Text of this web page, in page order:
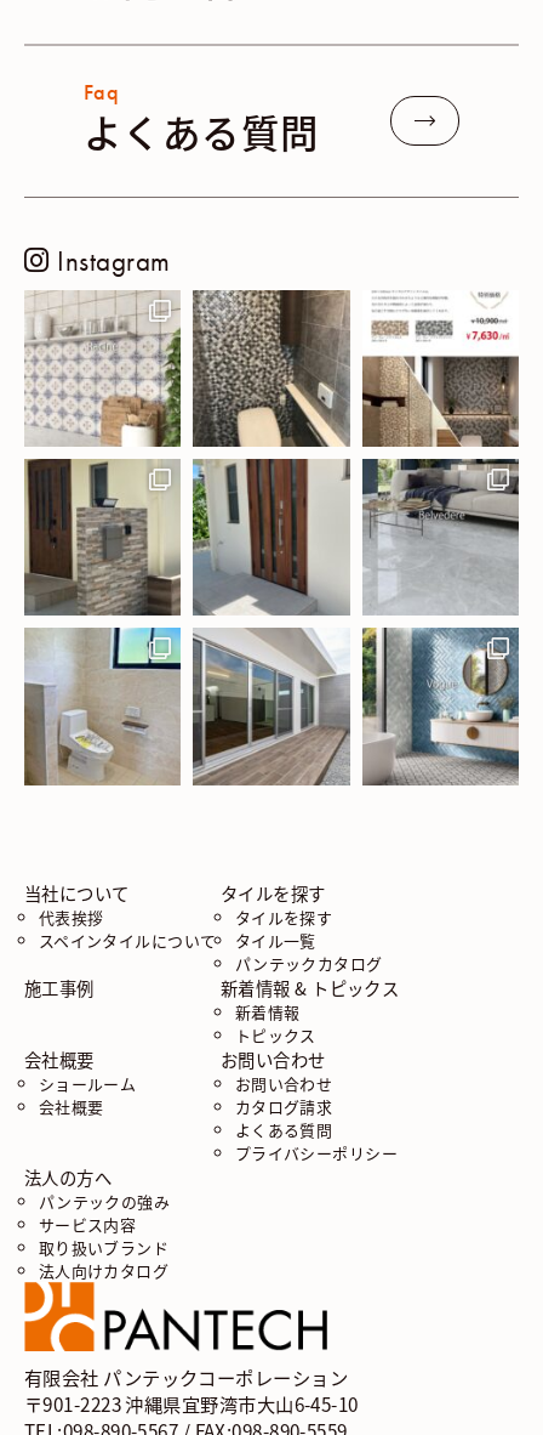
Faq
よくある質問
Instagram
当社について
代表挨拶
スペインタイルについて
タイルを探す
タイルを探す
タイル一覧
パンテックカタログ
施工事例 新着情報 & トピックス
新着情報
トピックス
会社概要
ショールーム
会社概要
お問い合わせ
お問い合わせ
カタログ請求
よくある質問
プライバシーポリシー
法人の方へ
パンテックの強み
サービス内容
取り扱いブランド
法人向けカタログ
有限会社 パンテックコーポレーション
〒901-2223 沖縄県宜野湾市大山6-45-10